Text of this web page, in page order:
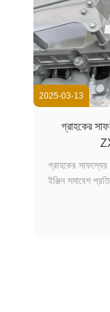
2025-03-13
গ্রাহকের
গ্রাহকের
ইঞ্জিন সমাবেশ
এক্সক্যাভেটর